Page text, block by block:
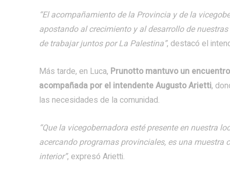
“El acompañamiento de la Provincia y de la
apostando al crecimiento y al desarrollo de
de trabajar juntos por La Palestina”, destacó el
Más tarde, en Luca, Prunotto mantuvo un
acompañada por el intendente Augusto Arietti,
las necesidades de la comunidad.
“Que la vicegobernadora esté presente en nuestra
acercando programas provinciales, es una muestra
interior”, expresó Arietti.